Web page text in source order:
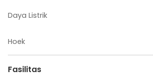
Daya Listrik
Hoek
Fasilitas